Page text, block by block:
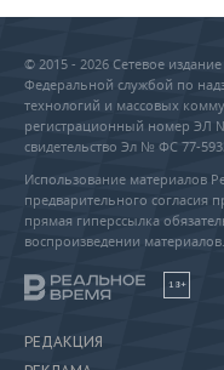
© 2015 - 2026 Сетевое
Федеральной службой по
технологий и массовых
регистрационный номер ЭЛ
свидетельство Эл № ФС 77-
Использование материалов
предварительного согласия
прямая гиперссылка
воспроизведении материалов.
18+
РЕДАКЦИЯ